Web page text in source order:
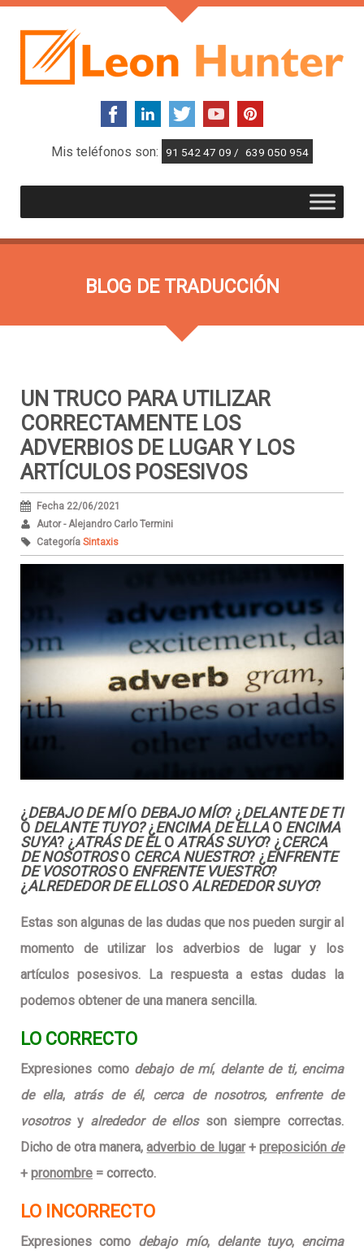
Mis teléfonos son: 91 542 47 09 / 639 050 954
BLOG DE TRADUCCIÓN
UN TRUCO PARA UTILIZAR
CORRECTAMENTE LOS
ADVERBIOS DE LUGAR Y LOS
ARTÍCULOS POSESIVOS
Fecha 22/06/2021
Autor - Alejandro Carlo Termini
Categoría Sintaxis
¿DEBAJO DE MÍO DEBAJO MÍO? ¿DELANTE DE TI
O DELANTE TUYO?¿ENCIMA DE ELLAO ENCIMA
SUYA? ¿ATRÁS DE ÉLOATRÁS SUYO? ¿CERCA
DE NOSOTROSO CERCA NUESTRO? ¿ENFRENTE
DE VOSOTROSO ENFRENTE VUESTRO?
¿ALREDEDOR DE ELLOSOALREDEDOR SUYO?
Estas son algunas de las dudas que nos pueden surgir al
momento de utilizar los adverbios de lugar y los
artículos posesivos. La respuesta a estas dudas la
podemos obtener de una manera sencilla.
LO CORRECTO
Expresiones como debajo de mí, delante de ti, encima
de ella, atrás de él, cerca de nosotros, enfrente de
vosotros y alrededor de ellos son siempre correctas.
Dicho de otra manera,adverbio de lugar+ preposición de
+ pronombre = correcto.
LO INCORRECTO
Expresiones como debajo mío, delante tuyo, encima